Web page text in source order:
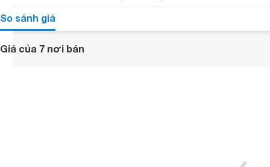
So sánh giá
Giá của 7 nơi bán